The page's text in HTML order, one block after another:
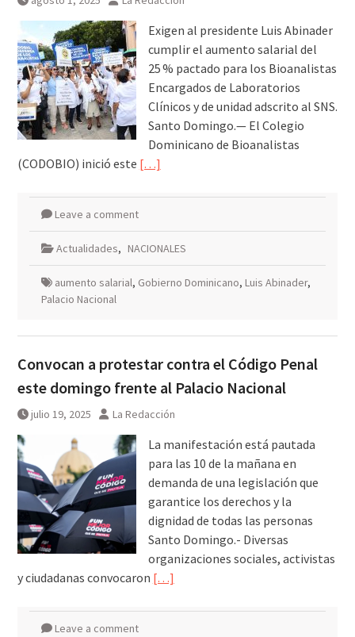
Exigen al presidente Luis Abinader
cumplir el aumento salarial del
25 % pactado para los Bioanalistas
Encargados de Laboratorios
Clínicos y de unidad adscrito al SNS.
Santo Domingo.— El Colegio
Dominicano de Bioanalistas
(CODOBIO) inició este […]
Leave a comment
Actualidades, NACIONALES
aumento salarial, Gobierno Dominicano, Luis Abinader,
Palacio Nacional
Convocan a protestar contra el Código Penal
este domingo frente al Palacio Nacional
julio 19, 2025 La Redacción
La manifestación está pautada
para las 10 de la mañana en
demanda de una legislación que
garantice los derechos y la
dignidad de todas las personas
Santo Domingo.- Diversas
organizaciones sociales, activistas
y ciudadanas convocaron […]
Leave a comment